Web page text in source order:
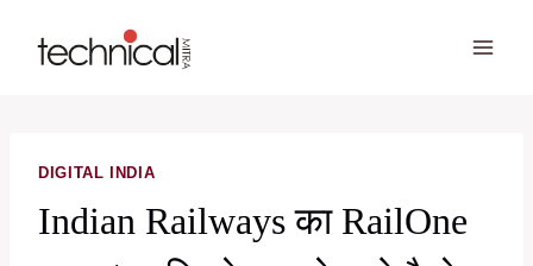
DIGITAL INDIA
Indian Railways का RailOne